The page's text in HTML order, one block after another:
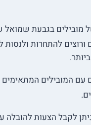
מובילים בגבעת שמואל
להתחרות
המובילים המתאימים
לקבל הצעות להובלה